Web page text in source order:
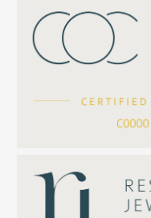
公司
聯
S車花鏈系列
珍珠鏈系列
坦克鏈系列
滿天星鏈系列
方假繩鏈系列
珠扣